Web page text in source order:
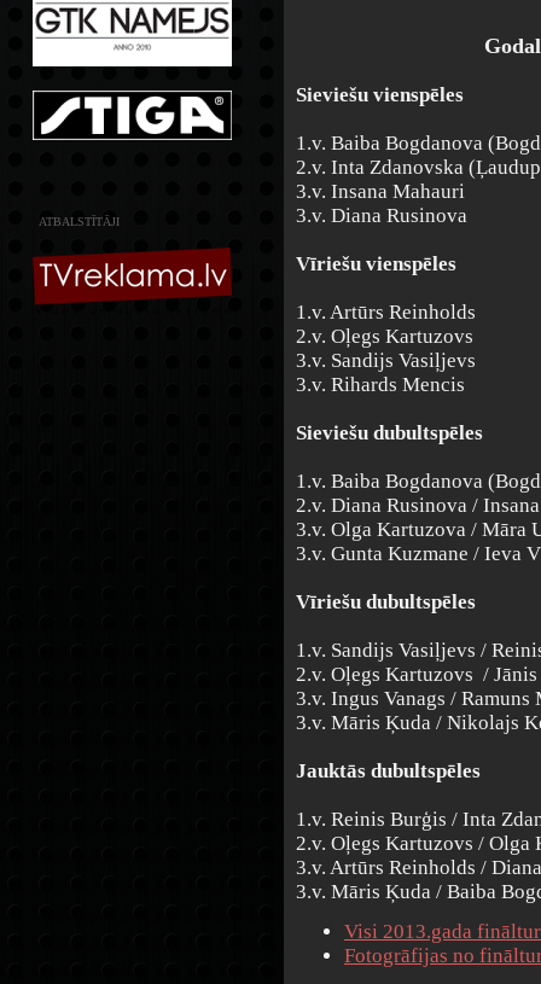
ATBALSTĪTĀJI
Sieviešu vienspēles
1.v. Baiba Bogdanova
2.v. Inta Zdanovska
3.v. Insana Mahauri
3.v. Diana Rusinova
Vīriešu vienspēles
1.v. Artūrs Reinholds
2.v. Oļegs Kartuzovs
3.v. Sandijs Vasiļjevs
3.v. Rihards Mencis
Sieviešu dubultspēles
1.v. Baiba Bogdanova
2.v. Diana Rusinova /
3.v. Olga Kartuzova / Māra
3.v. Gunta Kuzmane / Ieva
Vīriešu dubultspēles
1.v. Sandijs Vasiļjevs /
2.v. Oļegs Kartuzovs /
3.v. Ingus Vanags /
3.v. Māris Ķuda / Nikolajs
Jauktās dubultspēles
1.v. Reinis Burģis / Inta
2.v. Oļegs Kartuzovs / Olga
3.v. Artūrs Reinholds /
3.v. Māris Ķuda / Baiba
Visi 2013.gada
Fotogrāfijas no